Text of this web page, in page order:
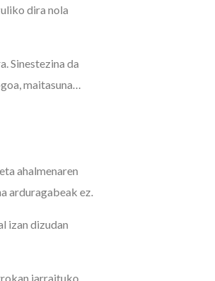
dira nola
Sinestezina da
maitasuna…
ahalmenaren
arduragabeak ez.
izan dizudan
jarraituko